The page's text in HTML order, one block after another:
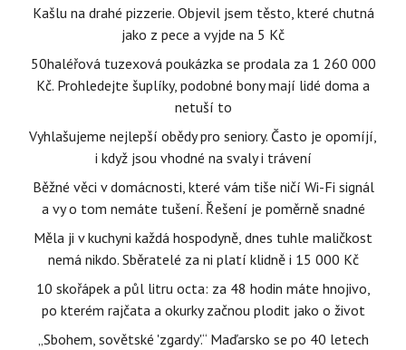
Kašlu na drahé pizzerie. Objevil jsem těsto, které chutná
jako z pece a vyjde na 5 Kč
50haléřová tuzexová poukázka se prodala za 1 260 000
Kč. Prohledejte šuplíky, podobné bony mají lidé doma a
netuší to
Vyhlašujeme nejlepší obědy pro seniory. Často je opomíjí,
i když jsou vhodné na svaly i trávení
Běžné věci v domácnosti, které vám tiše ničí Wi-Fi signál
a vy o tom nemáte tušení. Řešení je poměrně snadné
Měla ji v kuchyni každá hospodyně, dnes tuhle maličkost
nemá nikdo. Sběratelé za ni platí klidně i 15 000 Kč
10 skořápek a půl litru octa: za 48 hodin máte hnojivo,
po kterém rajčata a okurky začnou plodit jako o život
„Sbohem, sovětské 'zgardy'.“ Maďarsko se po 40 letech